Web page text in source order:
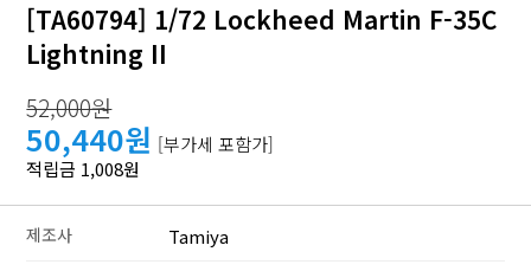
[TA60794] 1/72 Lockheed Martin F-35C
Lightning II
52,000원
50,440원 [부가세 포함가]
적립금 1,008원
제조사 Tamiya